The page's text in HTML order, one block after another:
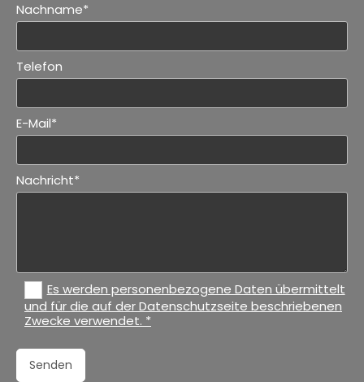
Nachname*
Telefon
E-Mail*
Nachricht*
Es werden personenbezogene Daten übermittelt
und für die auf der Datenschutzseite beschriebenen
Zwecke verwendet. *